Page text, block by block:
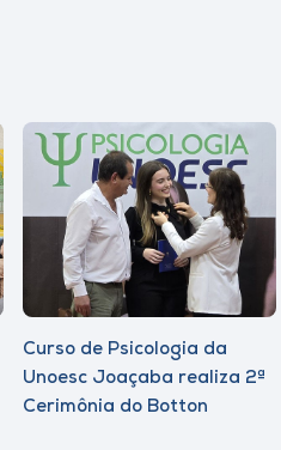
Curso de Psicologia da
Unoesc Joaçaba realiza 2ª
Cerimônia do Botton